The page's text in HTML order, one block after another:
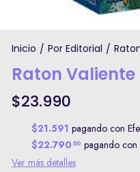
Inicio / Por Editorial /
Raton Valiente
$23.990
$21.591 pagando con
$22.790 50 pagando con
Ver más detalles